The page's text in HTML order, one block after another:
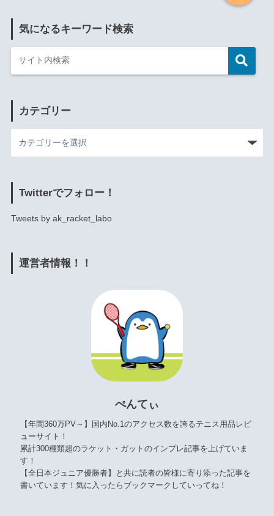
気になるキーワード検索
カテゴリー
Twitterでフォロー！
Tweets by ak_racket_labo
運営者情報！！
ぺんてぃ
【年間360万PV～】国内No.1のアクセス数を誇るテニス用品レビ
ューサイト！
累計300種類超のラケット・ガットのインプレ記事を上げていま
す！
【全日本ジュニア優勝者】と共に読者の皆様に寄り添った記事を
書いています！気に入ったらブックマークしていってね！